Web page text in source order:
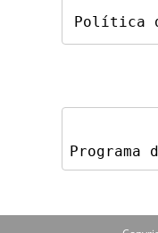
Política